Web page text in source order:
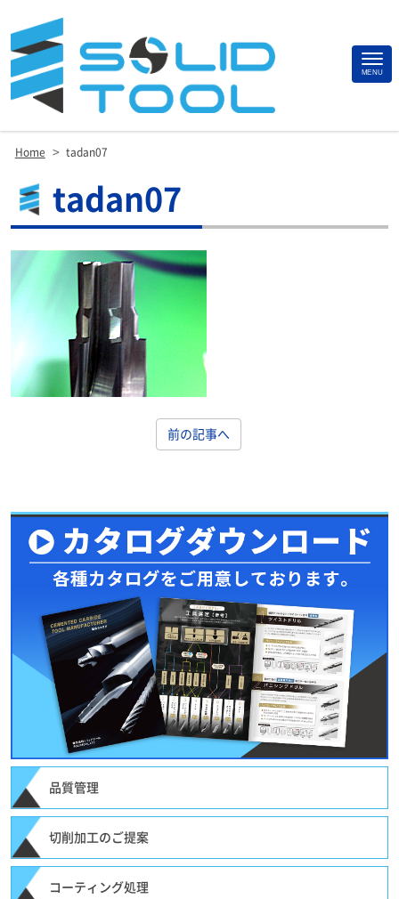
MENU
Home > tadan07
tadan07
前の記事へ
品質管理
切削加工のご提案
コーティング処理
Site
Footer